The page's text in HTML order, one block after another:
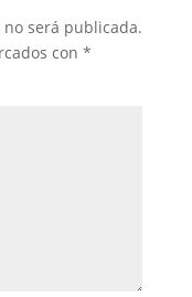
será publicada.
con *